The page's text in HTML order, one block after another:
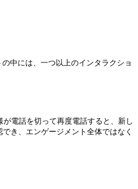
中には、一つ以上のインタラクショ
電話を切って再度電話すると、新し
き、エンゲージメント全体ではなく